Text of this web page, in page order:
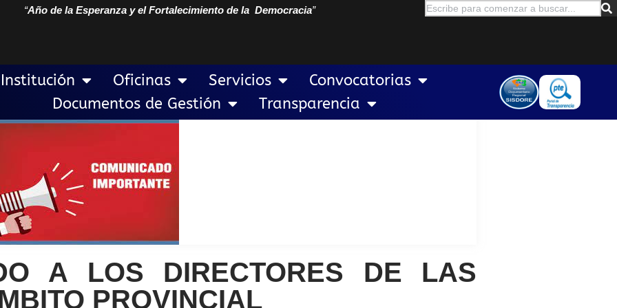
“Año de la Esperanza y el Fortalecimiento de la Democracia”
Institución Oficinas Servicios
Convocatorias
Documentos de Gestión
Transparencia
A LOS DIRECTORES DE LAS
PROVINCIAL